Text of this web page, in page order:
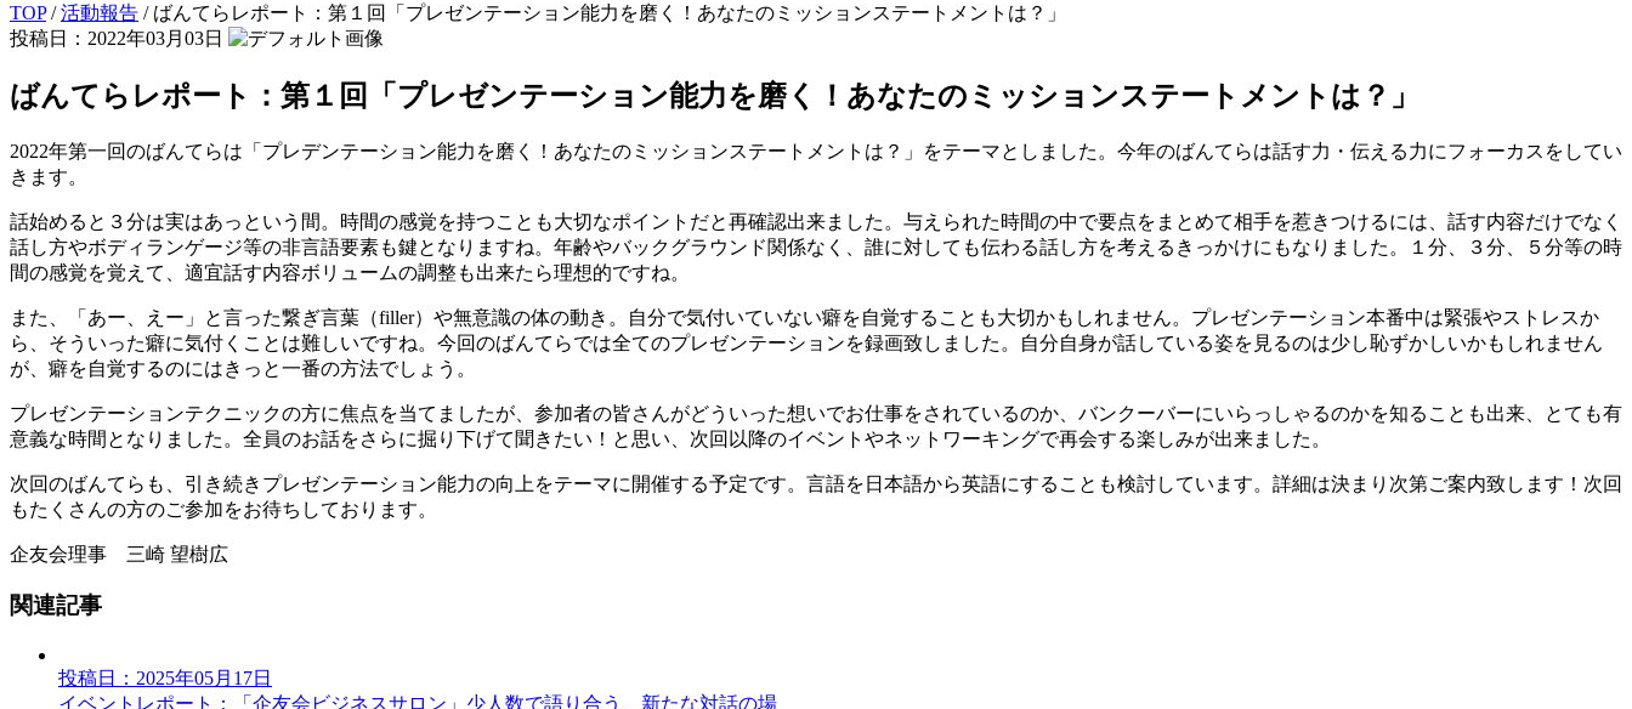
TOP / 活動報告 /ばんてらレポート：第１回「プレゼンテーション能力を磨く！あなたのミッションステートメントは？」
投稿日：2022年03月03日
ばんてらレポート：第１回「プレゼンテーション能力を磨く！あなたのミッションステートメントは？」
2022年第一回のばんてらは「プレデンテーション能力を磨く！あなたのミッションステートメントは？」をテーマとしました。今年のばんてらは話す力・伝える力にフォーカスをしてい
きます。
話始めると３分は実はあっという間。時間の感覚を持つことも大切なポイントだと再確認出来ました。与えられた時間の中で要点をまとめて相手を惹きつけるには、話す内容だけでなく
話し方やボディランゲージ等の非言語要素も鍵となりますね。年齢やバックグラウンド関係なく、誰に対しても伝わる話し方を考えるきっかけにもなりました。１分、３分、５分等の時
間の感覚を覚えて、適宜話す内容ボリュームの調整も出来たら理想的ですね。
また、「あー、えー」と言った繋ぎ言葉（filler）や無意識の体の動き。自分で気付いていない癖を自覚することも大切かもしれません。プレゼンテーション本番中は緊張やストレスか
ら、そういった癖に気付くことは難しいですね。今回のばんてらでは全てのプレゼンテーションを録画致しました。自分自身が話している姿を見るのは少し恥ずかしいかもしれません
が、癖を自覚するのにはきっと一番の方法でしょう。
プレゼンテーションテクニックの方に焦点を当てましたが、参加者の皆さんがどういった想いでお仕事をされているのか、バンクーバーにいらっしゃるのかを知ることも出来、とても有
意義な時間となりました。全員のお話をさらに掘り下げて聞きたい！と思い、次回以降のイベントやネットワーキングで再会する楽しみが出来ました。
次回のばんてらも、引き続きプレゼンテーション能力の向上をテーマに開催する予定です。言語を日本語から英語にすることも検討しています。詳細は決まり次第ご案内致します！次回
もたくさんの方のご参加をお待ちしております。
企友会理事 三崎 望樹広
関連記事
投稿日：2025年05月17日
イベントレポート：「企友会ビジネスサロン」少人数で語り合う、新たな対話の場